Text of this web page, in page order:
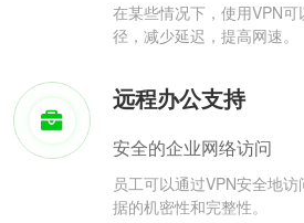
在某些情况下，使用VPN
径，减少延迟，提高网速。
远程办公支持
安全的企业网络访问
员工可以通过VPN安全地
据的机密性和完整性。